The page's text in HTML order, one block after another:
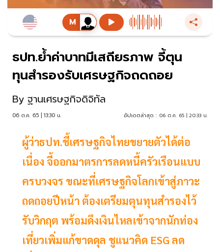
ธปท.ย้ำค่าบาทมีเสถียรภาพ จี้ตุน
ทุนสำรองรับเศรษฐกิจถดถอย
By ฐานเศรษฐกิจดิจิทัล
06 ต.ค. 65 | 13:30 น. อัปเดตล่าสุด : 06 ต.ค. 65 | 20:33 น.
ผู้ว่าธปท.ชี้เศรษฐกิจไทยขยายตัวได้ต่อ
เนื่อง จี้ออกมาตรการลดหนี้ครัวเรือนแบบ
ครบวงจร ขณะที่เศรษฐกิจโลกเข้าสู่ภาวะ
ถดถอยปีหน้า ต้องเตรียมตุนทุนสำรองไว้
รับวิกฤต พร้อมดึงเงินไหลเข้าจากนักท่อง
เที่ยวเพิ่มแก้ขาดดุล ชูแนวคิด ESG ลด